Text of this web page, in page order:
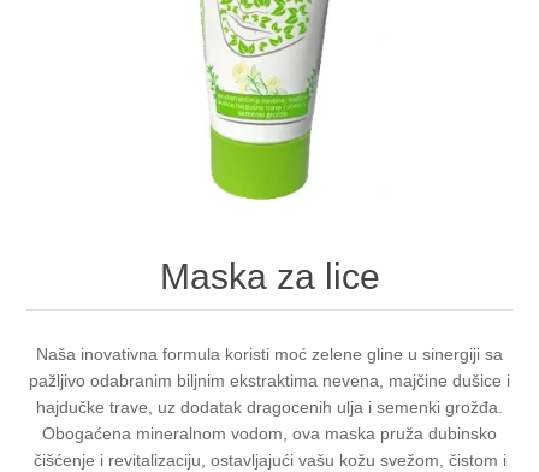
Maska za lice
Naša inovativna formula koristi moć zelene gline u sinergiji sa
pažljivo odabranim biljnim ekstraktima nevena, majčine dušice i
hajdučke trave, uz dodatak dragocenih ulja i semenki grožđa.
Obogaćena mineralnom vodom, ova maska pruža dubinsko
čišćenje i revitalizaciju, ostavljajući vašu kožu svežom, čistom i